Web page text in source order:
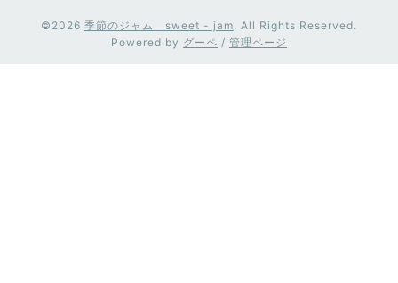
©2026 季節のジャム sweet - jam. All Rights Reserved.
Powered by グーペ / 管理ページ